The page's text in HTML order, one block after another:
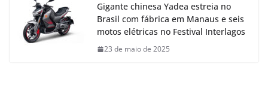
Gigante chinesa Yadea estreia no
Brasil com fábrica em Manaus e seis
motos elétricas no Festival Interlagos
23 de maio de 2025